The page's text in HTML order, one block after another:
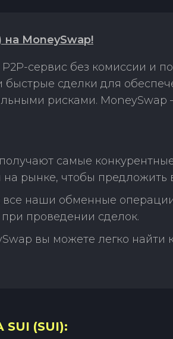
на MoneySwap!
сервис без комиссии и
сделки для
рисками.
самые
рынке, чтобы предложить
все наши обменные
проведении сделок.
вы можете легко
(SUI):